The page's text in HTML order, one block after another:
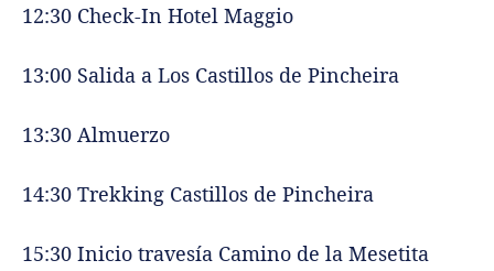
12:30 Check-In Hotel Maggio
13:00 Salida a Los Castillos de Pincheira
13:30 Almuerzo
14:30 Trekking Castillos de Pincheira
15:30 Inicio travesía Camino de la Mesetita